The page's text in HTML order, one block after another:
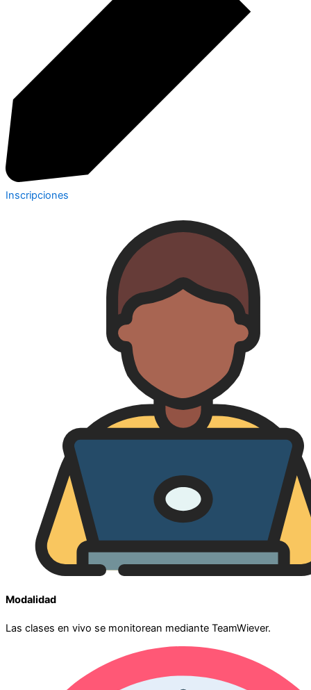
Inscripciones
Modalidad
Las clases en vivo se monitorean mediante TeamWiever.